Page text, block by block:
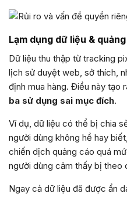
Lạm dụng dữ liệu &
Dữ liệu thu thập từ tracking
lịch sử duyệt web, sở thích,
định mua hàng. Điều này tạo
ba sử dụng sai mục đích.
Ví dụ, dữ liệu có thể bị chia
người dùng không hề hay
chiến dịch quảng cáo quá
người dùng cảm thấy bị theo
Ngay cả dữ liệu đã được ẩn